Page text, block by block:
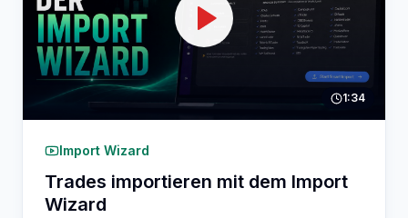
1:34
Import Wizard
Trades importieren mit dem Import
Wizard